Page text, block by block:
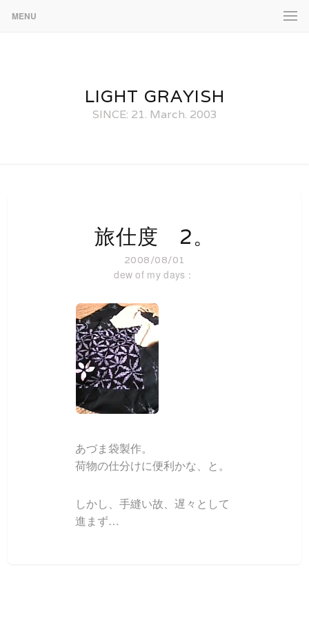
MENU
LIGHT GRAYISH
SINCE: 21. March. 2003
旅仕度 2。
2008/08/01
dew of my days：
あづま袋製作。
荷物の仕分けに便利かな、と。
しかし、手縫い故、遅々として
進まず…